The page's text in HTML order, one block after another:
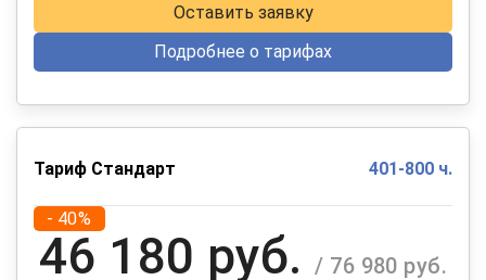
Оставить заявку
Подробнее о тарифах
Тариф Стандарт 401-800 ч.
- 40%
46 180 руб. / 76 980 руб.